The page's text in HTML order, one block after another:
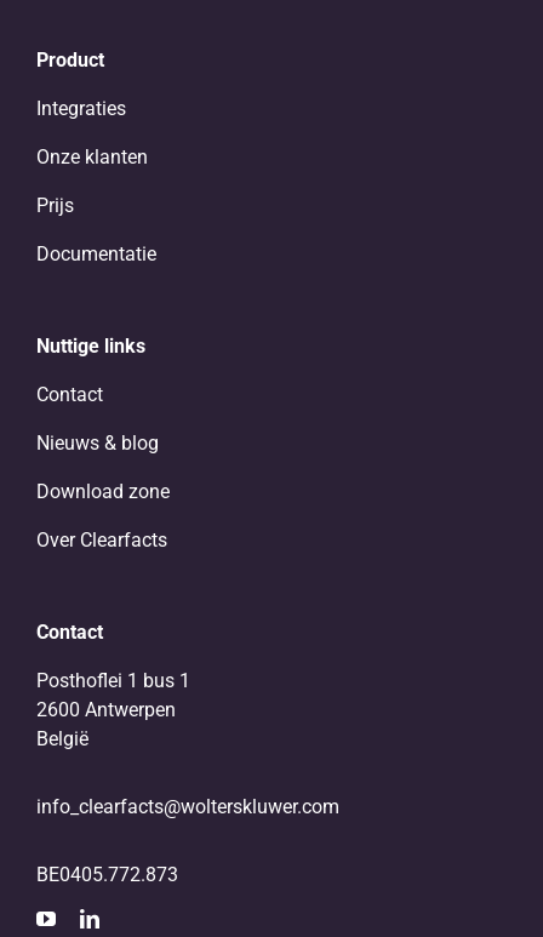
Product
Integraties
Onze klanten
Prijs
Documentatie
Nuttige links
Contact
Nieuws & blog
Download zone
Over Clearfacts
Contact
Posthoflei 1 bus 1
2600 Antwerpen
België
info_clearfacts@wolterskluwer.com
BE0405.772.873